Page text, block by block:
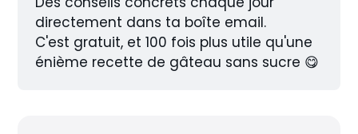
directement dans ta boîte email.
C'est gratuit, et 100 fois plus utile qu'une
énième recette de gâteau sans sucre 😋